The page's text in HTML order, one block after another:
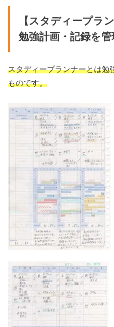
【スタディープラ
勉強計画・記録を
スタディープランナーとは勉
ものです。